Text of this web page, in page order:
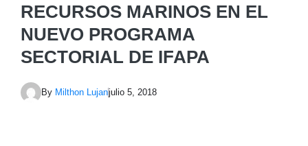
RECURSOS MARINOS EN EL
NUEVO PROGRAMA
SECTORIAL DE IFAPA
By Milthon Lujanjulio 5, 2018